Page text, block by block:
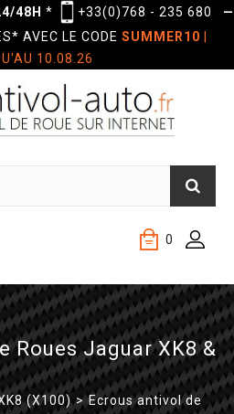
48H * +33(0)768 - 235 680
—
AVEC LE CODE SUMMER10
10.08.26
0
Roues Jaguar XK8 &
(X100) > Ecrous antivol de